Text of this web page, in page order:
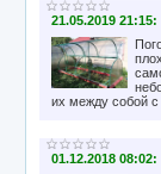
21.05.2019 21:15:
их между собой
01.12.2018 08:02: